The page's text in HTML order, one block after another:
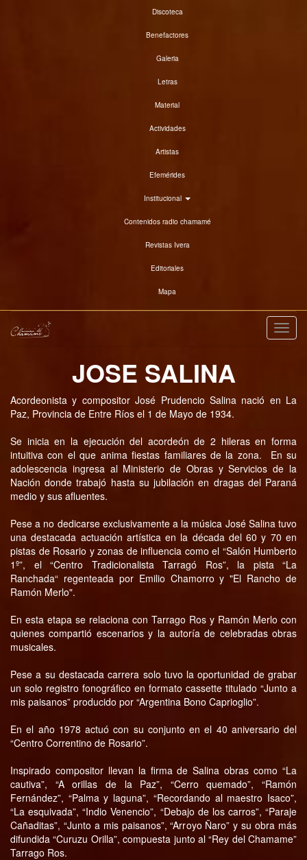
Discoteca
Benefactores
Galeria
Letras
Material
Actividades
Artistas
Efemérides
Institucional
Contenidos radio chamamé
Revistas Ivera
Editoriales
Mapa
JOSE SALINA
Acordeonista y compositor José Prudencio Salina nació en La
Paz, Provincia de Entre Ríos el 1 de Mayo de 1934.
Se inicia en la ejecución del acordeón de 2 hileras en forma
intuitiva con el que anima fiestas familiares de la zona. En su
adolescencia ingresa al Ministerio de Obras y Servicios de la
Nación donde trabajó hasta su jubilación en dragas del Paraná
medio y sus afluentes.
Pese a no dedicarse exclusivamente a la música José Salina tuvo
una destacada actuación artística en la década del 60 y 70 en
pistas de Rosario y zonas de influencia como el “Salón Humberto
1º”, el “Centro Tradicionalista Tarragó Ros”, la pista “La
Ranchada“ regenteada por Emilio Chamorro y "El Rancho de
Ramón Merlo".
En esta etapa se relaciona con Tarrago Ros y Ramón Merlo con
quienes compartió escenarios y la autoría de celebradas obras
musicales.
Pese a su destacada carrera solo tuvo la oportunidad de grabar
un solo registro fonográfico en formato cassette titulado “Junto a
mis paisanos” producido por “Argentina Bono Caprioglio”.
En el año 1978 actuó con su conjunto en el 40 aniversario del
“Centro Correntino de Rosario”.
Inspirado compositor llevan la firma de Salina obras como “La
cautiva”, “A orillas de la Paz”, “Cerro quemado”, “Ramón
Fernández”, “Palma y laguna”, “Recordando al maestro Isaco”,
“La esquivada”, “Indio Venencio”, “Debajo de los carros”, “Paraje
Cañaditas”, “Junto a mis paisanos”, “Arroyo Ñaro” y su obra más
difundida “Curuzu Orilla”, compuesta junto al “Rey del Chamame”
Tarrago Ros.